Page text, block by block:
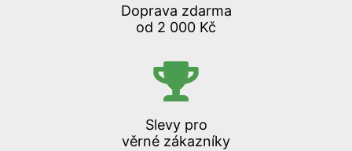
Doprava zdarma
od 2 000 Kč
Slevy pro
věrné zákazníky